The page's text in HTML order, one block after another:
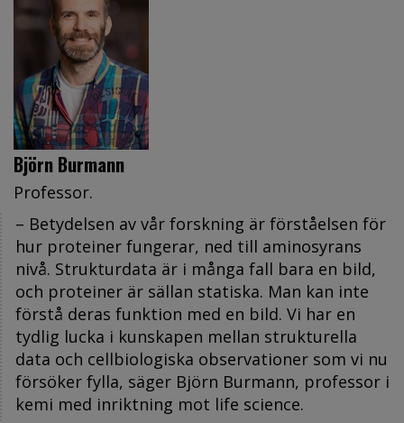
Björn Burmann
Professor.
– Betydelsen av vår forskning är förståelsen för
hur proteiner fungerar, ned till aminosyrans
nivå. Strukturdata är i många fall bara en bild,
och proteiner är sällan statiska. Man kan inte
förstå deras funktion med en bild. Vi har en
tydlig lucka i kunskapen mellan strukturella
data och cellbiologiska observationer som vi nu
försöker fylla, säger Björn Burmann, professor i
kemi med inriktning mot life science.